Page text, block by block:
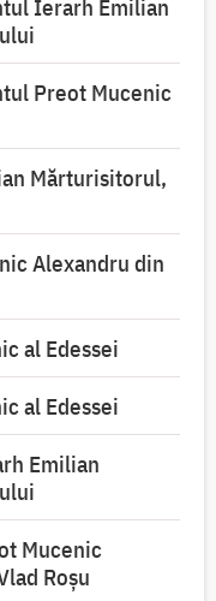
Ierarh Emilian
Preot Mucenic
Mărturisitorul,
Alexandru din
al Edessei
al Edessei
Emilian
Mucenic
Roșu